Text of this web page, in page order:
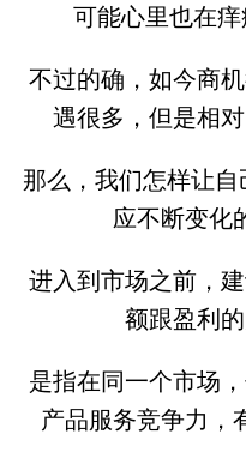
可能心里也在
不过的确，如今商
遇很多，但是相
那么，我们怎样让自
应不断变化
进入到市场之前，
额跟盈利
是指在同一个市场
产品服务竞争力，